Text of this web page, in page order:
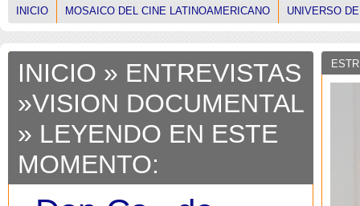
INICIO MOSAICO DEL CINE LATINOAMERICANO UNIVERSO
INICIO » ENTREVISTAS
»VISION DOCUMENTAL
» LEYENDO EN ESTE
MOMENTO: